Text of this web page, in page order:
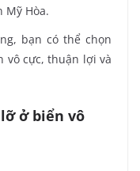
Hòa.
bạn có thể chọn
vô cực, thuận lợi và
ở biển vô